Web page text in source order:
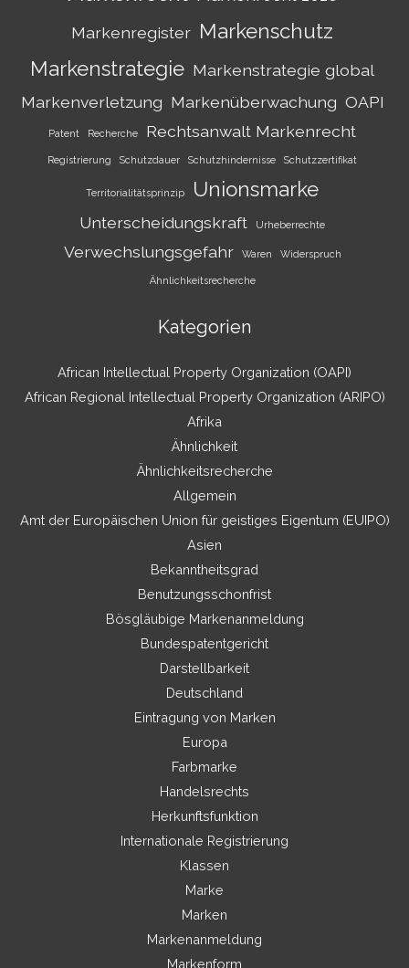
Markenregister Markenschutz
Markenstrategie Markenstrategie global
Markenverletzung Markenüberwachung OAPI
Patent Recherche Rechtsanwalt Markenrecht
Registrierung Schutzdauer Schutzhindernisse Schutzzertifikat
Territorialitätsprinzip Unionsmarke
Unterscheidungskraft Urheberrechte
Verwechslungsgefahr Waren Widerspruch
Ähnlichkeitsrecherche
Kategorien
African Intellectual Property Organization (OAPI)
African Regional Intellectual Property Organization (ARIPO)
Afrika
Ähnlichkeit
Ähnlichkeitsrecherche
Allgemein
Amt der Europäischen Union für geistiges Eigentum (EUIPO)
Asien
Bekanntheitsgrad
Benutzungsschonfrist
Bösgläubige Markenanmeldung
Bundespatentgericht
Darstellbarkeit
Deutschland
Eintragung von Marken
Europa
Farbmarke
Handelsrechts
Herkunftsfunktion
Internationale Registrierung
Klassen
Marke
Marken
Markenanmeldung
Markenform